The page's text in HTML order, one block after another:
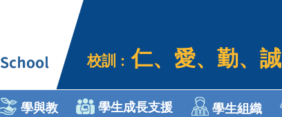
校訓 : 仁、愛、勤、誠
學與教 學生成長支援 學生組織